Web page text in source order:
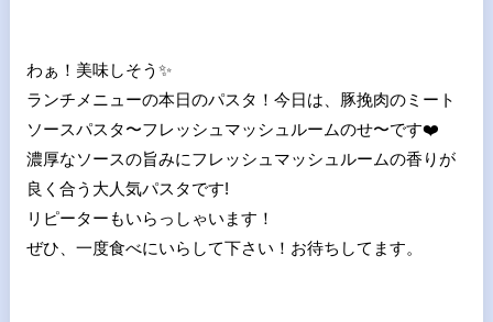
わぁ！美味しそう ✨
ランチメニューの本日のパスタ！今日は、豚挽肉のミート
ソースパスタ〜フレッシュマッシュルームのせ〜です❤
濃厚なソースの旨みにフレッシュマッシュルームの香りが
良く合う大人気パスタです!
リピーターもいらっしゃいます！
ぜひ、一度食べにいらして下さい！お待ちしてます。